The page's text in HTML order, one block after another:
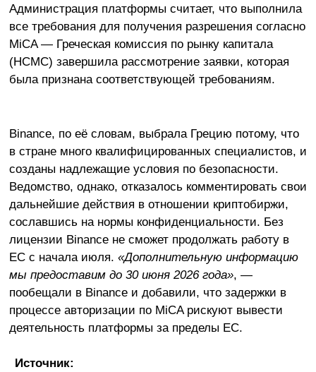
Администрация платформы считает, что выполнила
все требования для получения разрешения согласно
MiCA — Греческая комиссия по рынку капитала
(HCMC) завершила рассмотрение заявки, которая
была признана соответствующей требованиям.
Binance, по её словам, выбрала Грецию потому, что
в стране много квалифицированных специалистов, и
созданы надлежащие условия по безопасности.
Ведомство, однако, отказалось комментировать свои
дальнейшие действия в отношении криптобиржи,
сославшись на нормы конфиденциальности. Без
лицензии Binance не сможет продолжать работу в
ЕС с начала июля. «Дополнительную информацию
мы предоставим до 30 июня 2026 года», —
пообещали в Binance и добавили, что задержки в
процессе авторизации по MiCA рискуют вывести
деятельность платформы за пределы ЕС.
Источник: